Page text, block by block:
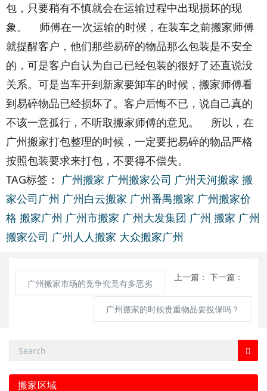
包，只要稍有不慎就会在运输过程中出现损坏的现
象。 师傅在一次运输的时候，在装车之前搬家师傅
就提醒客户，他们那些易碎的物品那么包装是不安全
的，可是客户自认为自己已经包装的很好了还直说没
关系。可是当车开到新家要卸车的时候，搬家师傅看
到易碎物品已经损坏了。客户后悔不已，说自己真的
不该一意孤行，不听取搬家师傅的意见。 所以，在
广州搬家打包整理的时候，一定要把易碎的物品严格
按照包装要求来打包，不要得不偿失。
TAG标签： 广州搬家 广州搬家公司 广州天河搬家 搬
家公司广州 广州白云搬家 广州番禺搬家 广州搬家价
格 搬家广州 广州市搬家 广州大发集团 广州 搬家 广州
搬家公司 广州人人搬家 大众搬家广州
上一篇：
广州搬家市场的竞争究竟有多恶劣
下一篇：
广州搬家的时候贵重物品要投保吗？
搬家区域